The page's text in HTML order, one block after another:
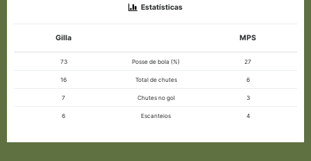
Estatísticas
Gilla MPS
73 Posse de bola (%) 27
16 Total de chutes 6
7 Chutes no gol 3
6 Escanteios 4